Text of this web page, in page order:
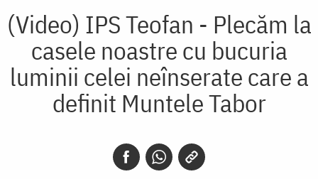
(Video) IPS Teofan - Plecăm la
casele noastre cu bucuria
luminii celei neînserate care a
definit Muntele Tabor